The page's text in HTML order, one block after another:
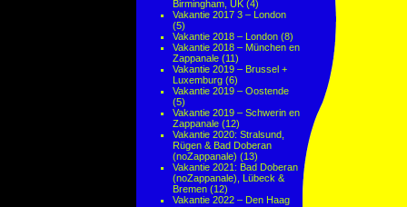
Birmingham, UK (4)
Vakantie 2017 3 – London
(5)
Vakantie 2018 – London (8)
Vakantie 2018 – München en
Zappanale (11)
Vakantie 2019 – Brussel +
Luxemburg (6)
Vakantie 2019 – Oostende
(5)
Vakantie 2019 – Schwerin en
Zappanale (12)
Vakantie 2020: Stralsund,
Rügen & Bad Doberan
(noZappanale) (13)
Vakantie 2021: Bad Doberan
(noZappanale), Lübeck &
Bremen (12)
Vakantie 2022 – Den Haag